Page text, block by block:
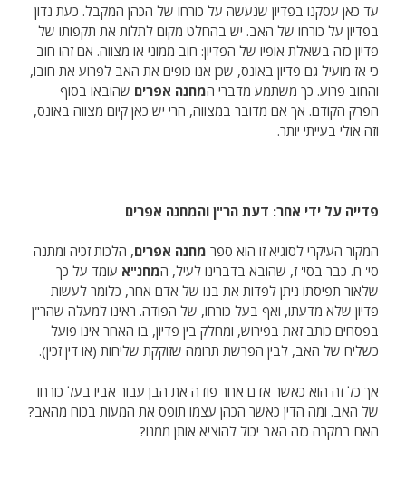
עד כאן עסקנו בפדיון שנעשה על כורחו של הכהן המקבל. כעת נדון
בפדיון על כורחו של האב. יש בהחלט מקום לתלות את תקפותו של
פדיון כזה בשאלת אופיו של הפדיון: חוב ממוני או מצווה. אם זהו חוב
כי אז מועיל גם פדיון באונס, שכן אנו כופים את האב לפרוע את חובו,
והחוב פרוע. כך משתמע מדברי המחנה אפרים שהובאו בסוף
הפרק הקודם. אך אם מדובר במצווה, הרי יש כאן קיום מצווה באונס,
וזה אולי בעייתי יותר.
פדייה על ידי אחר: דעת הר"ן והמחנה אפרים
המקור העיקרי לסוגיא זו הוא ספר מחנה אפרים, הלכות זכיה ומתנה
סי' ח. כבר בסי' ז, שהובא בדברינו לעיל, המחנ"א עומד על כך
שלאור תפיסתו ניתן לפדות את בנו של אדם אחר, כלומר לעשות
פדיון שלא מדעתו, ואף בעל כורחו, של הפודה. ראינו למעלה שהר"ן
בפסחים כותב זאת בפירוש, ומחלק בין פדיון, בו האחר אינו פועל
כשליח של האב, לבין הפרשת תרומה שזוקקת שליחות (או דין זכין).
אך כל זה הוא כאשר אדם אחר פודה את הבן עבור אביו בעל כורחו
של האב. ומה הדין כאשר הכהן עצמו תופס את המעות בכוח מהאב?
האם במקרה כזה האב יכול להוציא אותן ממנו?